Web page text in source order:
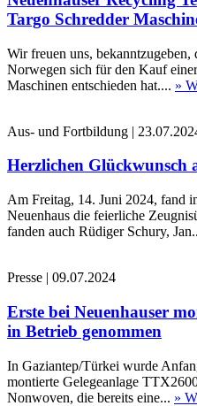
Targo Schredder
Wir freuen uns,
Norwegen sich für den Kauf
Maschinen entschieden hat.... »
Aus- und Fortbildung |
Herzlichen Glückwunsch
Am Freitag, 14. Juni 2024, fand
Neuenhaus die feierliche
fanden auch Rüdiger Schury,
Presse | 09.07.2024
Erste bei Neuenhauser
in Betrieb genommen
In Gaziantep/Türkei wurde
montierte Gelegeanlage
Nonwoven, die bereits eine... »